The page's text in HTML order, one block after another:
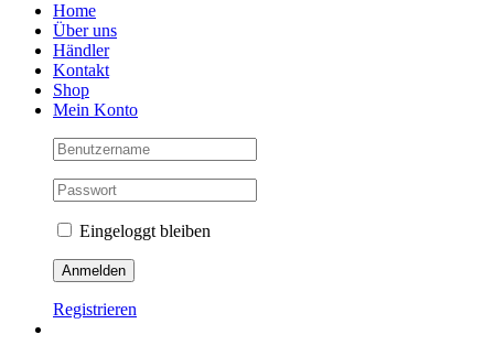
Home
Über uns
Händler
Kontakt
Shop
Mein Konto
Eingeloggt bleiben
Registrieren